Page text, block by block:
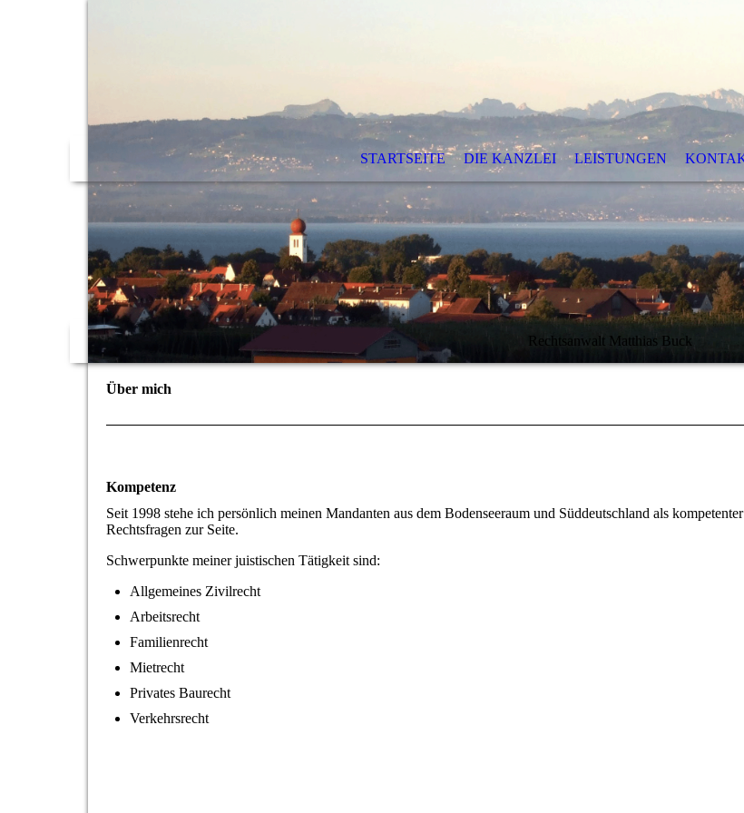
STARTSEITE DIE KANZLEI LEISTUNGEN
Rechtsanwalt Matthias Buck
Über mich
Kompetenz
Seit 1998 stehe ich persönlich meinen Mandanten aus dem Bodenseeraum und Süddeutschland als
Rechtsfragen zur Seite.
Schwerpunkte meiner juistischen Tätigkeit sind:
Allgemeines Zivilrecht
Arbeitsrecht
Familienrecht
Mietrecht
Privates Baurecht
Verkehrsrecht